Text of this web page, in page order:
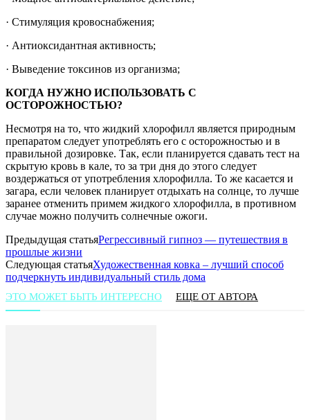
· Стимуляция кровоснабжения;
· Антиоксидантная активность;
· Выведение токсинов из организма;
КОГДА НУЖНО ИСПОЛЬЗОВАТЬ С
ОСТОРОЖНОСТЬЮ?
Несмотря на то, что жидкий хлорофилл является природным
препаратом следует употреблять его с осторожностью и в
правильной дозировке. Так, если планируется сдавать тест на
скрытую кровь в кале, то за три дня до этого следует
воздержаться от употребления хлорофилла. То же касается и
загара, если человек планирует отдыхать на солнце, то лучше
заранее отменить примем жидкого хлорофилла, в противном
случае можно получить солнечные ожоги.
Предыдущая статьяРегрессивный гипноз — путешествия в
прошлые жизни
Следующая статьяХудожественная ковка – лучший способ
подчеркнуть индивидуальный стиль дома
ЭТО МОЖЕТ БЫТЬ ИНТЕРЕСНО ЕЩЕ ОТ АВТОРА